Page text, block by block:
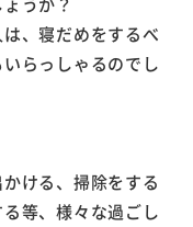
、寝だめをするべ
らっしゃるのでし
ける、掃除をする
等、様々な過ごし